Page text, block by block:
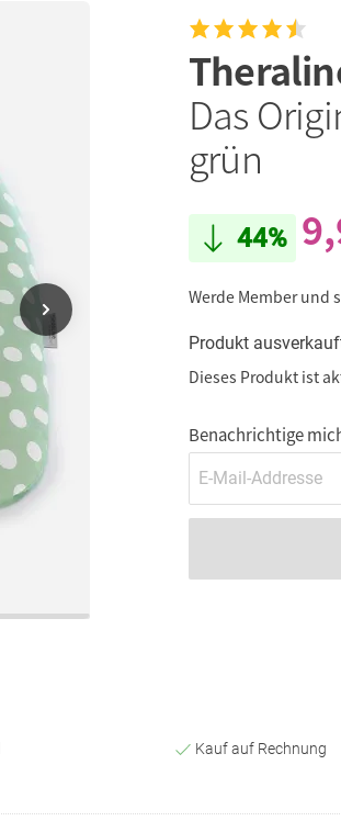
Das
grün
44%
Werde Member und
Produkt
Dieses Produkt ist
Benachrichtige
Kauf auf Rechnung